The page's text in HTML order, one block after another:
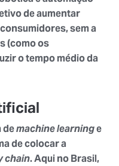
de aumentar
sem a
(como os
o tempo médio da
demachine learninge
de colocar a
chain. Aqui no Brasil,